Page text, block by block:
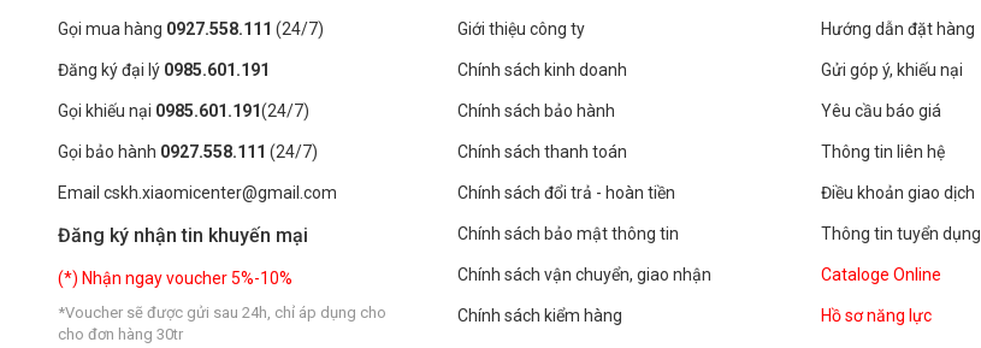
Gọi mua hàng 0927.558.111 (24/7)
Đăng ký đại lý 0985.601.191
Gọi khiếu nại 0985.601.191(24/7)
Gọi bảo hành 0927.558.111 (24/7)
Email cskh.xiaomicenter@gmail.com
Đăng ký nhận tin khuyến mại
(*) Nhận ngay voucher 5%-10%
*Voucher sẽ được gửi sau 24h, chỉ áp dụng cho
cho đơn hàng 30tr
Giới thiệu công ty
Chính sách kinh doanh
Chính sách bảo hành
Chính sách thanh toán
Chính sách đổi trả - hoàn tiền
Chính sách bảo mật thông tin
Chính sách vận chuyển, giao nhận
Chính sách kiểm hàng
Hướng dẫn đặt hàng
Gửi góp ý, khiếu nại
Yêu cầu báo giá
Thông tin liên hệ
Điều khoản giao dịch
Thông tin tuyển dụng
Cataloge Online
Hồ sơ năng lực